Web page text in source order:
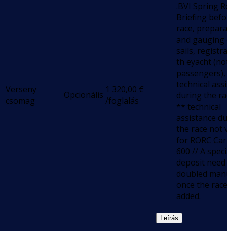
Verseny
csomag
Opcionális 1 320,00 €
/foglalás
.BVI Spring
Briefing
race,
and gauging
sails,
th eyacht
passengers),
technical
during the
** technical
assistance
the race not
for RORC
600 // A
deposit
doubled
once the
added.
Leírás